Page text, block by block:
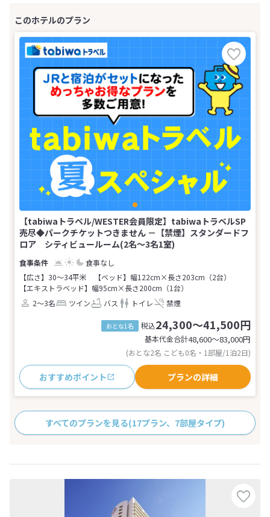
【tabiwaトラベル/WESTER会員限定】tabiwaトラベルSP
売尽◆パークチケットつきません －【禁煙】スタンダードフ
ロア シティビュールーム(2名～3名1室)
食事なし
【広さ】30～34平米
【ベッド】幅122cm×長さ203cm（2台）
【エキストラベッド】幅95cm×長さ200cm（1台）
2～3名
ツイン バス トイレ 禁煙
おとな1名 税込24,300～41,500円
基本代金合計48,600〜83,000円
(おとな2名 こども0名・1部屋/1泊2日)
おすすめポイント プランの詳細
すべてのプランを見る(17プラン、7部屋タイプ)